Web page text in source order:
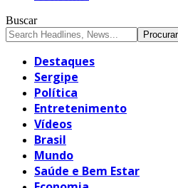
Buscar
Destaques
Sergipe
Política
Entretenimento
Vídeos
Brasil
Mundo
Saúde e Bem Estar